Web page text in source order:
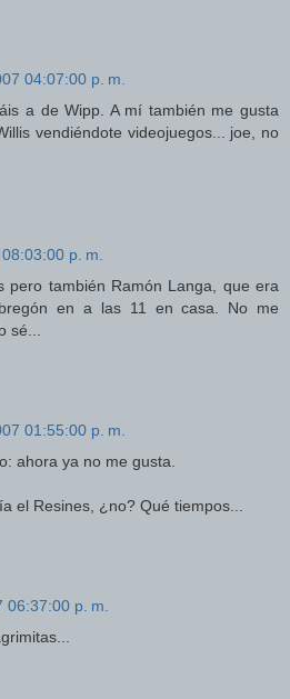
04:07:00 p. m.
a de Wipp. A mí también me gusta
vendiéndote videojuegos... joe, no
p. m.
pero también Ramón Langa, que era
en a las 11 en casa. No me
sé...
01:55:00 p. m.
ahora ya no me gusta.
el Resines, ¿no? Qué tiempos...
06:37:00 p. m.